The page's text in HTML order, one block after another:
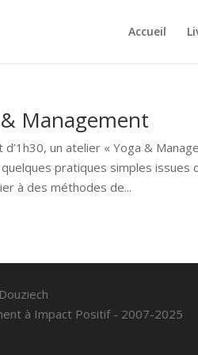
Accueil
Management
d’1h30, un atelier « Yoga &
pratiques simples issues
à des méthodes de...
à Impact Positif - 2007-2025